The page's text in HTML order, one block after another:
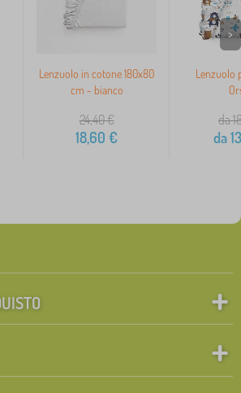
Lenzuolo in cotone 180x80
cm - bianco
24,40€
18,60 €
Lenzuolo
da
da
>